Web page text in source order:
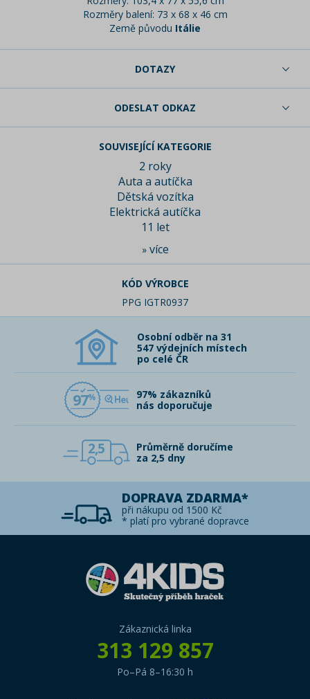
Rozměry balení: 73 x 68 x 46 cm
Země původu Itálie
DOTAZY
ODESLAT ODKAZ
SOUVISEJÍCÍ KATEGORIE
2 roky
Auta a autíčka
Dětská vozítka
Elektrická autíčka
11 let
» více
KÓD VÝROBCE
PPG IGTR0937
Osobní odběr na 31
547 výdejních místech
po celé ČR
97
97% zákazníků
nás doporučuje
2,5
Průměrně doručíme
za 2,5 dny
DOPRAVA ZDARMA*
při nákupu od 1500 Kč
* platí pro vybrané dopravce
Zákaznická linka
313 129 857
Po–Pá 8–16:30 h